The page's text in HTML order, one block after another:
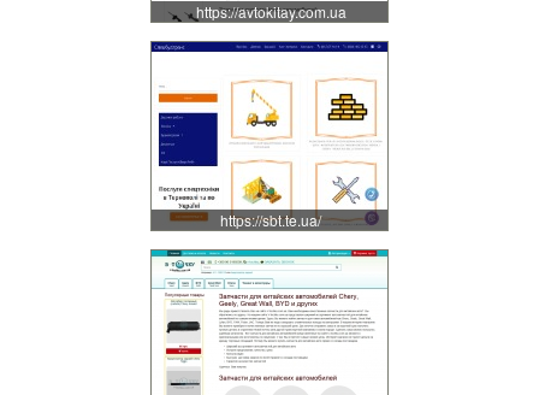
https://avtokitay.com.ua
https://sbt.te.ua/